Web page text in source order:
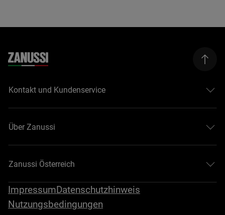
Kontakt und Kundenservice
Über Zanussi
Zanussi Österreich
ImpressumDatenschutzhinweis
Nutzungsbedingungen